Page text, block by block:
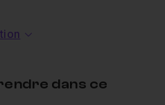
à la formation.
dans ce